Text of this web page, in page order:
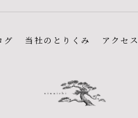
グ 当社のとりくみ アクセス